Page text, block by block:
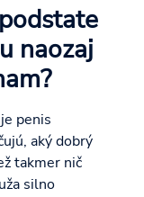
naozaj
penis
aký dobrý
takmer nič
silno